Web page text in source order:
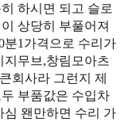
하시면 되고 슬로
상당히 부풀어져
분1가격으로 수리가
지무브,창림모아츠
회사라 그런지 제
부품값은 수입차
심 왠만하면 수리 가